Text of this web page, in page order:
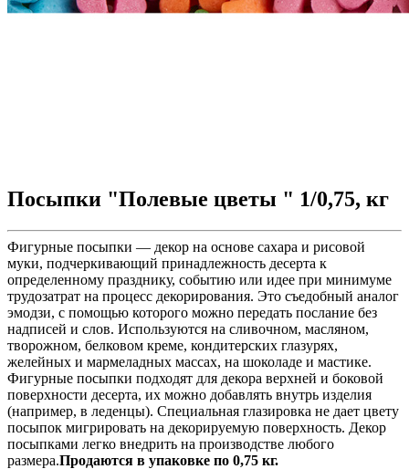
Посыпки "Полевые цветы " 1/0,75, кг
Фигурные посыпки — декор на основе сахара и рисовой
муки, подчеркивающий принадлежность десерта к
определенному празднику, событию или идее при минимуме
трудозатрат на процесс декорирования. Это съедобный аналог
эмодзи, с помощью которого можно передать послание без
надписей и слов. Используются на сливочном, масляном,
творожном, белковом креме, кондитерских глазурях,
желейных и мармеладных массах, на шоколаде и мастике.
Фигурные посыпки подходят для декора верхней и боковой
поверхности десерта, их можно добавлять внутрь изделия
(например, в леденцы). Специальная глазировка не дает цвету
посыпок мигрировать на декорируемую поверхность. Декор
посыпками легко внедрить на производстве любого
размера.Продаются в упаковке по 0,75 кг.